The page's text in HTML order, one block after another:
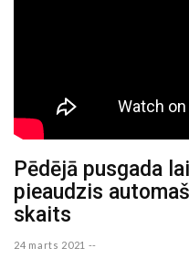
Pēdējā pusgada
pieaudzis
skaits
24 marts 2021 --